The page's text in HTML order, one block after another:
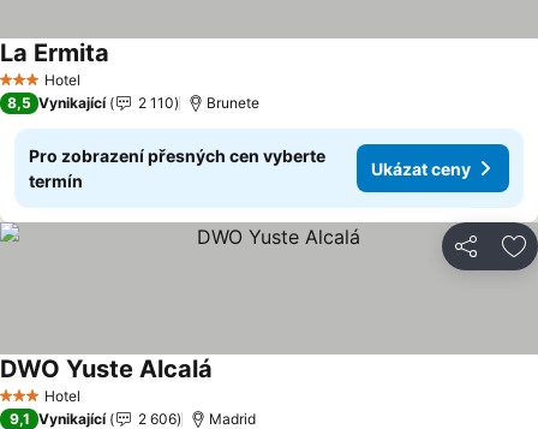
3 Počet hvězdiček
Hotel
La Ermita
8,5 Vynikající 2 110 Brunete
Pro zobrazení přesných cen vyberte
termín
Ukázat ceny
Sdílet
3 Počet hvězdiček
Hotel
DWO Yuste Alcalá
9,1 Vynikající 2 606 Madrid